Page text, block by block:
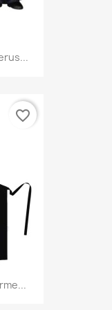
favorite_border